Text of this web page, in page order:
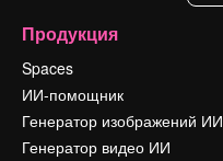
Продукция
Spaces
ИИ-помощник
Генератор изображений ИИ
Генератор видео ИИ